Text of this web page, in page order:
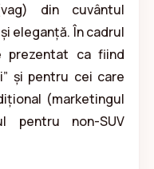
din cuvântul
eleganță. În cadrul
prezentat ca fiind
și pentru cei care
(marketingul
pentru non-SUV